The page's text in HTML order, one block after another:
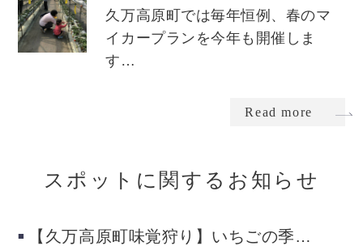
久万高原町では毎年恒例、春のマ
イカープランを今年も開催しま
す…
Read more
スポットに関するお知らせ
【久万高原町味覚狩り】いちごの季…